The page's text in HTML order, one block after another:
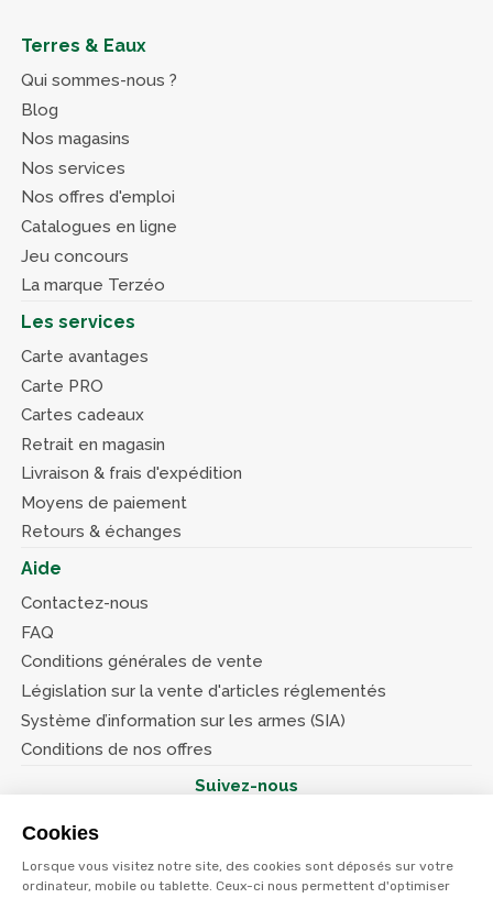
Cookies
Lorsque vous visitez notre site, des cookies sont déposés sur votre
ordinateur, mobile ou tablette. Ceux-ci nous permettent d'optimiser
Terres & Eaux
Qui sommes-nous ?
Blog
Nos magasins
Nos services
Nos offres d'emploi
Catalogues en ligne
Jeu concours
La marque Terzéo
Les services
Carte avantages
Carte PRO
Cartes cadeaux
Retrait en magasin
Livraison & frais d'expédition
Moyens de paiement
Retours & échanges
Aide
Contactez-nous
FAQ
Conditions générales de vente
Législation sur la vente d'articles réglementés
Système d’information sur les armes (SIA)
Conditions de nos offres
Suivez-nous